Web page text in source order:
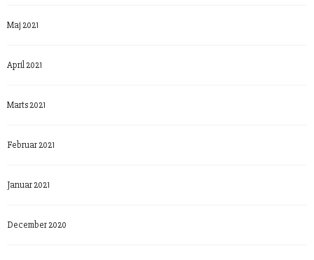
Maj 2021
April 2021
Marts 2021
Februar 2021
Januar 2021
December 2020